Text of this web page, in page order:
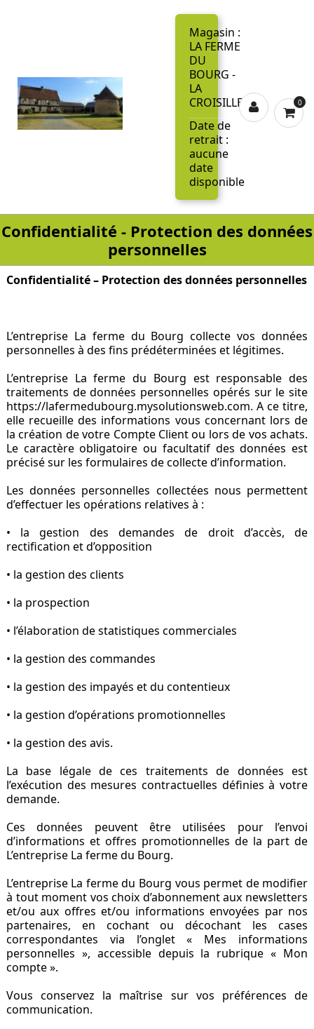
Magasin :
LA FERME
DU
BOURG -
LA
CROISILLE
Date de
retrait :
aucune
date
disponible
0
Confidentialité - Protection des données
personnelles
Confidentialité – Protection des données personnelles
L’entreprise La ferme du Bourg collecte vos données
personnelles à des fins prédéterminées et légitimes.
L’entreprise La ferme du Bourg est responsable des
traitements de données personnelles opérés sur le site
https://lafermedubourg.mysolutionsweb.com. A ce titre,
elle recueille des informations vous concernant lors de
la création de votre Compte Client ou lors de vos achats.
Le caractère obligatoire ou facultatif des données est
précisé sur les formulaires de collecte d’information.
Les données personnelles collectées nous permettent
d’effectuer les opérations relatives à :
• la gestion des demandes de droit d’accès, de
rectification et d’opposition
• la gestion des clients
• la prospection
• l’élaboration de statistiques commerciales
• la gestion des commandes
• la gestion des impayés et du contentieux
• la gestion d’opérations promotionnelles
• la gestion des avis.
La base légale de ces traitements de données est
l’exécution des mesures contractuelles définies à votre
demande.
Ces données peuvent être utilisées pour l’envoi
d’informations et offres promotionnelles de la part de
L’entreprise La ferme du Bourg.
L’entreprise La ferme du Bourg vous permet de modifier
à tout moment vos choix d’abonnement aux newsletters
et/ou aux offres et/ou informations envoyées par nos
partenaires, en cochant ou décochant les cases
correspondantes via l’onglet « Mes informations
personnelles », accessible depuis la rubrique « Mon
compte ».
Vous conservez la maîtrise sur vos préférences de
communication.